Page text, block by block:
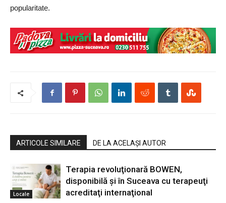
popularitate.
ARTICOLE SIMILARE DE LA ACELAȘI AUTOR
Locale
Terapia revoluţionară BOWEN,
disponibilă şi în Suceava cu terapeuţi
acreditaţi internaţional